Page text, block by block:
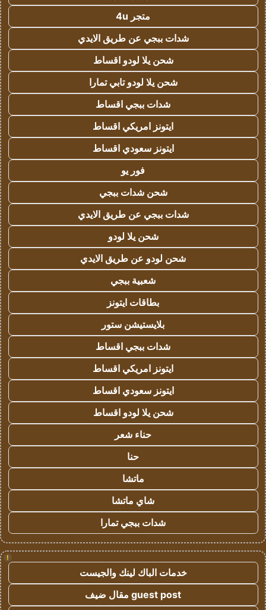
متجر 4u
شدات ببجي عن طريق الايدي
شحن يلا لودو اقساط
شحن يلا لودو تابي تمارا
شدات ببجي اقساط
ايتونز امريكي اقساط
ايتونز سعودي اقساط
فور يو
شحن شدات ببجي
شدات ببجي عن طريق الايدي
شحن يلا لودو
شحن لودو عن طريق الايدي
شعبية ببجي
بطاقات ايتونز
بلايستيشن ستور
شدات ببجي اقساط
ايتونز امريكي اقساط
ايتونز سعودي اقساط
شحن يلا لودو اقساط
حناء شعر
حنا
ماتشا
شاي ماتشا
شدات ببجي تمارا
!
خدمات الباك لينك والجيست
guest post مقال ضيف